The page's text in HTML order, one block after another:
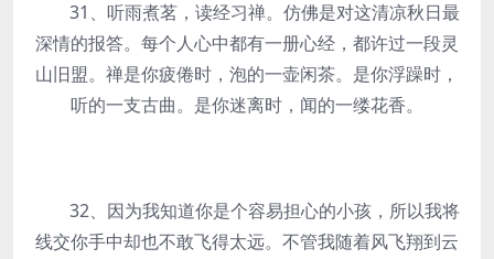
31、听雨煮茗，读经习禅。仿佛是对这清凉秋日最
深情的报答。每个人心中都有一册心经，都许过一段灵
山旧盟。禅是你疲倦时，泡的一壶闲茶。是你浮躁时，
听的一支古曲。是你迷离时，闻的一缕花香。
32、因为我知道你是个容易担心的小孩，所以我将
线交你手中却也不敢飞得太远。不管我随着风飞翔到云